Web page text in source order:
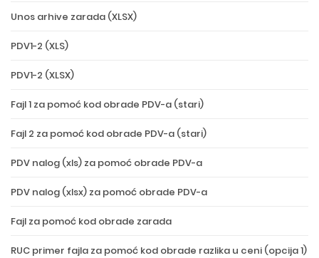
Unos arhive zarada (XLSX)
PDV1-2 (XLS)
PDV1-2 (XLSX)
Fajl 1 za pomoć kod obrade PDV-a (stari)
Fajl 2 za pomoć kod obrade PDV-a (stari)
PDV nalog (xls) za pomoć obrade PDV-a
PDV nalog (xlsx) za pomoć obrade PDV-a
Fajl za pomoć kod obrade zarada
RUC primer fajla za pomoć kod obrade razlika u ceni (opcija 1)